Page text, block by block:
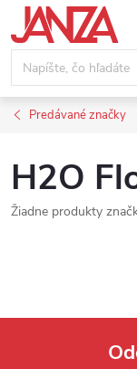
Prejsť na obsah
Predávané značky
H2O
Žiadne produkty